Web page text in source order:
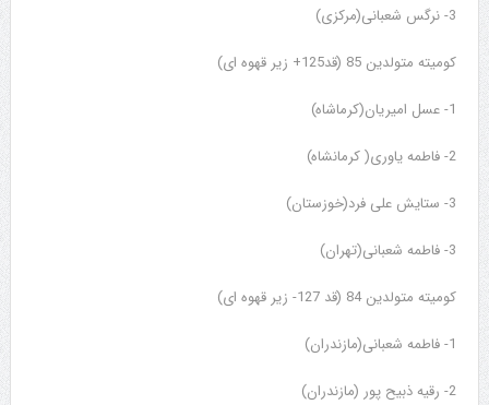
3- نرگس شعبانی(مرکزی)
کومیته متولدین 85 (قد125+ زیر قهوه ای)
1- عسل امیریان(کرماشاه)
2- فاطمه یاوری( کرمانشاه)
3- ستایش علی فرد(خوزستان)
3- فاطمه شعبانی(تهران)
کومیته متولدین 84 (قد 127- زیر قهوه ای)
1- فاطمه شعبانی(مازندران)
2- رقیه ذبیح پور (مازندران)